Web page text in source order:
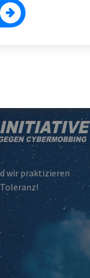
wir praktizieren